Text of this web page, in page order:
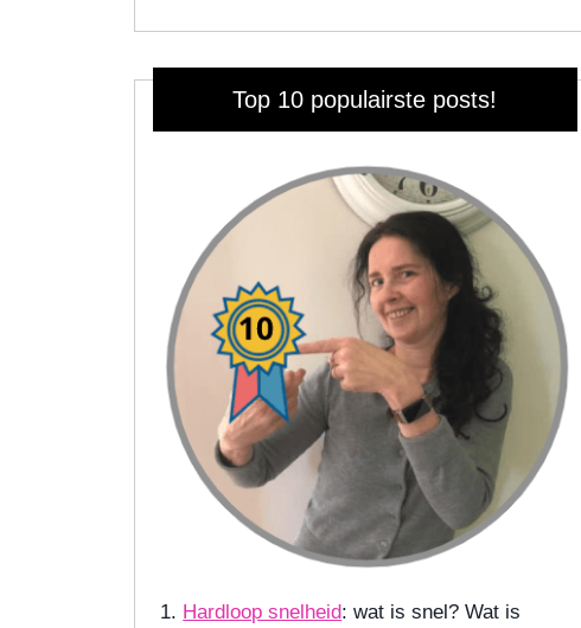
Top 10 populairste posts!
Hardloop snelheid: wat is snel? Wat is